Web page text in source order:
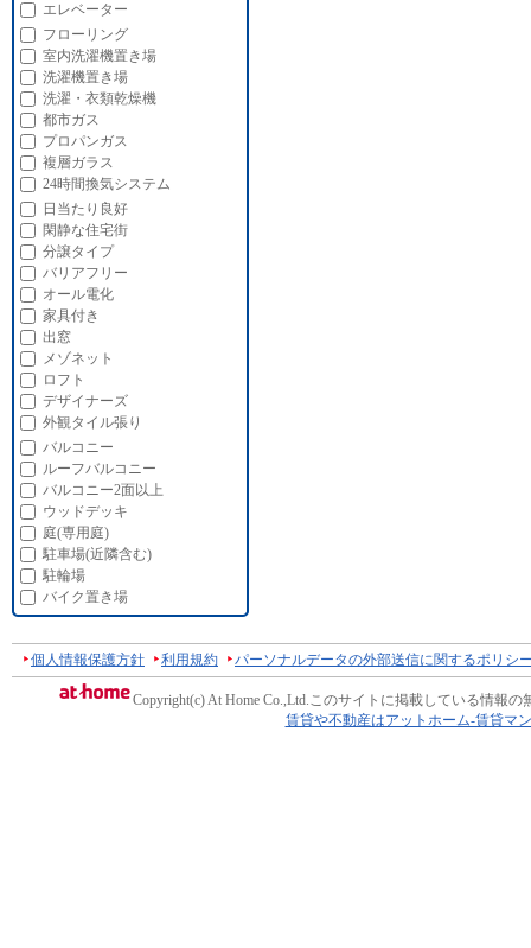
エレベーター
フローリング
室内洗濯機置き場
洗濯機置き場
洗濯・衣類乾燥機
都市ガス
プロパンガス
複層ガラス
24時間換気システム
日当たり良好
閑静な住宅街
分譲タイプ
バリアフリー
オール電化
家具付き
出窓
メゾネット
ロフト
デザイナーズ
外観タイル張り
バルコニー
ルーフバルコニー
バルコニー2面以上
ウッドデッキ
庭(専用庭)
駐車場(近隣含む)
駐輪場
バイク置き場
個人情報保護方針 利用規約 パーソナルデータの外部送信に関するポリシ
Copyright(c) At Home Co.,Ltd.このサイトに掲載している情報の
賃貸や不動産はアットホーム-賃貸マ